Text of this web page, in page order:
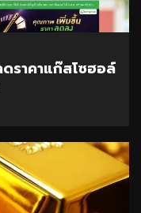
ราคาแก๊สโซฮอล์